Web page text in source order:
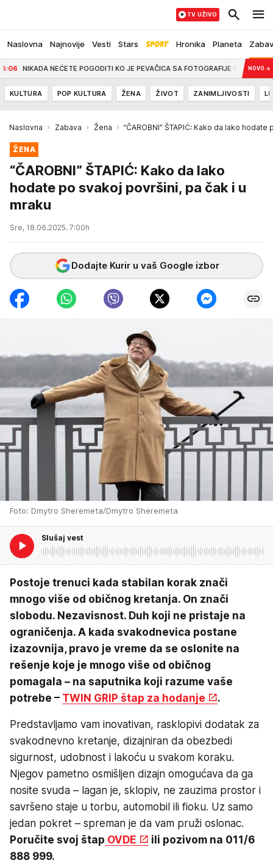
Naslovna Najnovije Vesti Stars Hronika Planeta
TV UŽIVO
NIKADA NEĆETE POGODITI KO JE PEVAČICA SA FOTOGRAFIJE ČlanicaNOVO →
KULTURA POP KULTURA ŽENA ŽIVOT ZANIMLJIVOSTI
Naslovna Zabava Žena “ČAROBNI” ŠTAPIĆ: Kako da lako
ŽENA
“ČAROBNI” ŠTAPIĆ: Kako da lako
hodate po svakoj površini, pa čak i u
mraku
Sre, 18.06.2025. 7:00h
Dodajte Kurir u vaš Google izbor
Foto: Dmytro Sheremeta/Dmytro Sheremeta
Slušaj vest
Postoje trenuci kada stabilan korak znači
mnogo više od običnog kretanja. On znači
slobodu. Nezavisnost. Duh koji ne pristaje na
ograničenja. A kada svakodnevica postane
izazovnija, pravo je vreme da se oslonite na
rešenje koje je mnogo više od običnog
pomagala – na saputnika koji razume vaše
potrebe – TWIN GRIP štap za hodanje .
Predstavljamo vam inovativan, rasklopivi dodatak za
svakodnevno kretanje, dizajniran da obezbedi
sigurnost, udobnost i lakoću u svakom koraku.
Njegov pametno osmišljen dizajn omogućava da ga
nosite svuda – lagan je, sklopiv, ne zauzima prostor i
savršeno staje u torbu, automobil ili fioku. Uz samo
jedan pokret – spreman je da vam pruži oslonac.
Poručite svoj štap OVDE
ili pozivom na 011/6
888 999.